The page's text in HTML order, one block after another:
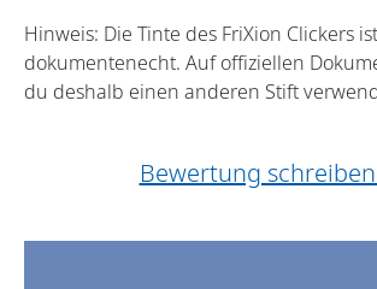
Hinweis: Die Tinte des FriXion Clickers
dokumentenecht. Auf offiziellen
du deshalb einen anderen Stift
Bewertung schreiben